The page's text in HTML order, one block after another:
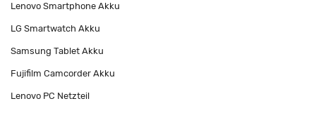
Lenovo Smartphone Akku
LG Smartwatch Akku
Samsung Tablet Akku
Fujifilm Camcorder Akku
Lenovo PC Netzteil